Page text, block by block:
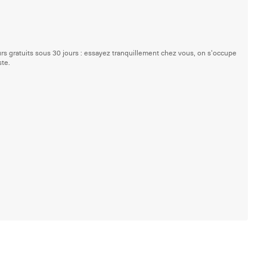
gratuits sous 30 jours : essayez tranquillement chez vous, on s'occupe